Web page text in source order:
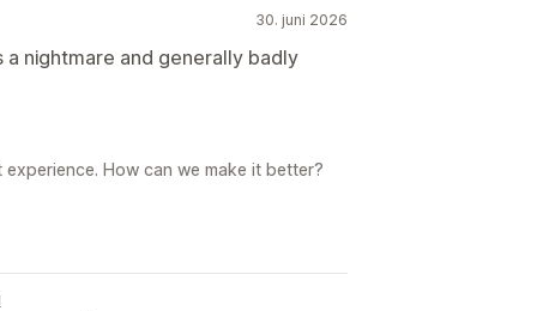
30. juni 2026
a nightmare and generally badly
How can we make it better?